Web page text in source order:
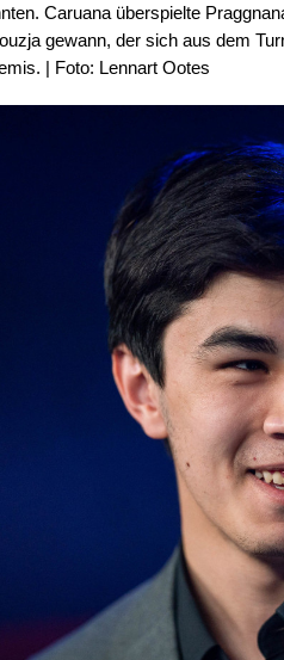
Caruana überspielte
gewann, der sich aus dem
| Foto: Lennart Ootes